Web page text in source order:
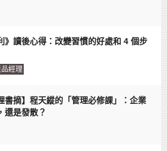
》讀後心得：改變習慣的好處和 4 個步
品經理
書摘】程天縱的「管理必修課」：企業
還是發散？